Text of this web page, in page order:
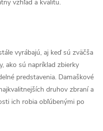
vzhľad a kvalitu.
vyrábajú, aj keď sú zväčša
ako sú napríklad zbierky
predstavenia. Damaškové
druhov zbraní a
ich robia obľúbenými po